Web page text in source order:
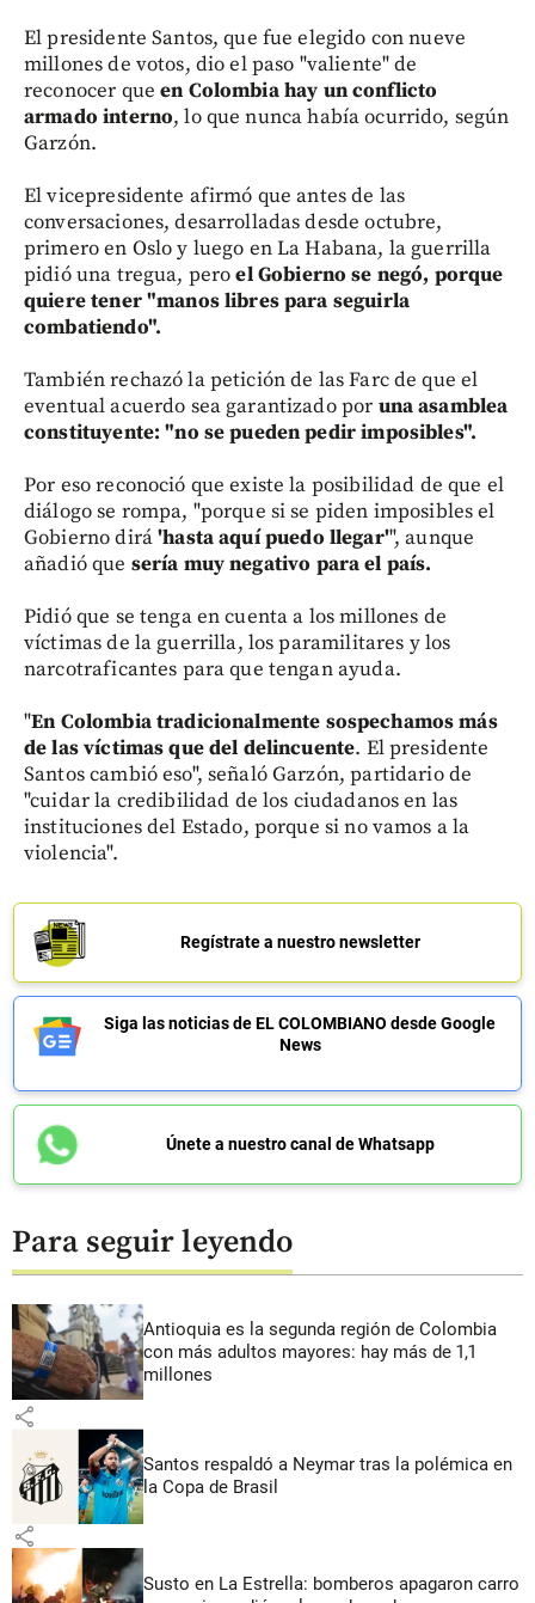
El presidente Santos, que fue elegido con nueve
millones de votos, dio el paso "valiente" de
reconocer queen Colombia hay un conflicto
armado interno, lo que nunca había ocurrido, según
Garzón.
El vicepresidente afirmó que antes de las
conversaciones, desarrolladas desde octubre,
primero en Oslo y luego en La Habana, la guerrilla
pidió una tregua, peroel Gobierno se negó, porque
quiere tener "manos libres para seguirla
combatiendo".
También rechazó la petición de las Farc de que el
eventual acuerdo sea garantizado por una asamblea
constituyente: "no se pueden pedir imposibles".
Por eso reconoció que existe la posibilidad de que el
diálogo se rompa, "porque si se piden imposibles el
Gobierno dirá'hasta aquí puedo llegar'", aunque
añadió que sería muy negativo para el país.
Pidió que se tenga en cuenta a los millones de
víctimas de la guerrilla, los paramilitares y los
narcotraficantes para que tengan ayuda.
"En Colombia tradicionalmente sospechamos más
de las víctimas que del delincuente. El presidente
Santos cambió eso", señaló Garzón, partidario de
"cuidar la credibilidad de los ciudadanos en las
instituciones del Estado, porque si no vamos a la
violencia".
Regístrate a nuestro newsletter
Siga las noticias de EL COLOMBIANO desde Google
News
Únete a nuestro canal de Whatsapp
Para seguir leyendo
Antioquia es la segunda región de Colombia
con más adultos mayores: hay más de 1,1
millones
share
Santos respaldó a Neymar tras la polémica en
la Copa de Brasil
share
Susto en La Estrella: bomberos apagaron carro